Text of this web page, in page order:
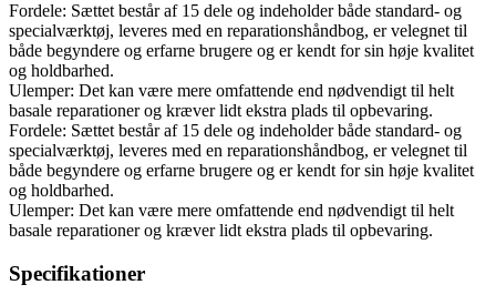
Fordele: Sættet består af 15 dele og indeholder både standard- og
specialværktøj, leveres med en reparationshåndbog, er velegnet til
både begyndere og erfarne brugere og er kendt for sin høje kvalitet
og holdbarhed.
Ulemper: Det kan være mere omfattende end nødvendigt til helt
basale reparationer og kræver lidt ekstra plads til opbevaring.
Fordele: Sættet består af 15 dele og indeholder både standard- og
specialværktøj, leveres med en reparationshåndbog, er velegnet til
både begyndere og erfarne brugere og er kendt for sin høje kvalitet
og holdbarhed.
Ulemper: Det kan være mere omfattende end nødvendigt til helt
basale reparationer og kræver lidt ekstra plads til opbevaring.
Specifikationer